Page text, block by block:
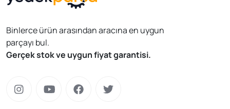
Binlerce ürün arasından aracına en uygun
parçayı bul.
Gerçek stok ve uygun fiyat garantisi.